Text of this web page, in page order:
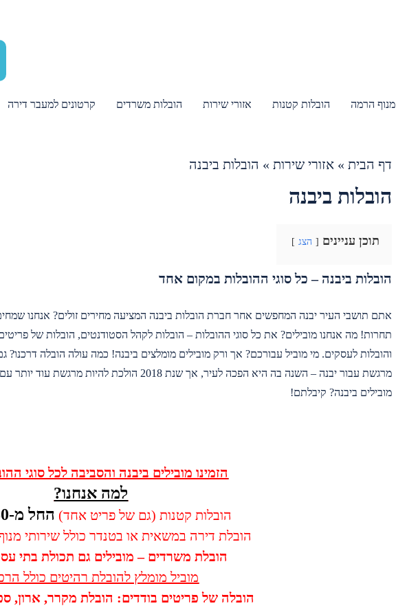
מנוף הרמה הובלות קטנות אזורי שירות הובלות משרדים קרטונים למעבר דירה
דף הבית» אזורי שירות» הובלות ביבנה
הובלות ביבנה
תוכן עניינים הצג
הובלות ביבנה– כל סוגי ההובלות במקום אחד
אתם תושבי העיר יבנה המחפשים אחר חברת הובלות ביבנה המציעה מחירים זולים? אנחנו
תחרות! מה אנחנו מובילים? את כל סוגי ההובלות – הובלות לקהל הסטודנטים, הובלות של
מרגשת עבור יבנה – השנה בה היא הפכה לעיר, אך שנת
מובילים ביבנה? קיבלתם!
הזמינו מובילים ביבנה והסביבה לכל סוגי
למה אנחנו?
הובלות קטנות (גם של פריט אחד) החל מ-250 ש”ח
הובלת דירה במשאית או בטנדר כולל שירותי
הובלת משרדים – מובילים גם תכולת בתי
מוביל מומלץ להובלת רהיטים כולל
הובלה של פריטים בודדים: הובלת מקרר, ארון,